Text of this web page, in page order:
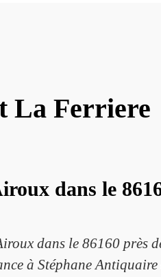
La Ferriere
dans le
dans le 86160 près
à Stéphane Antiquaire